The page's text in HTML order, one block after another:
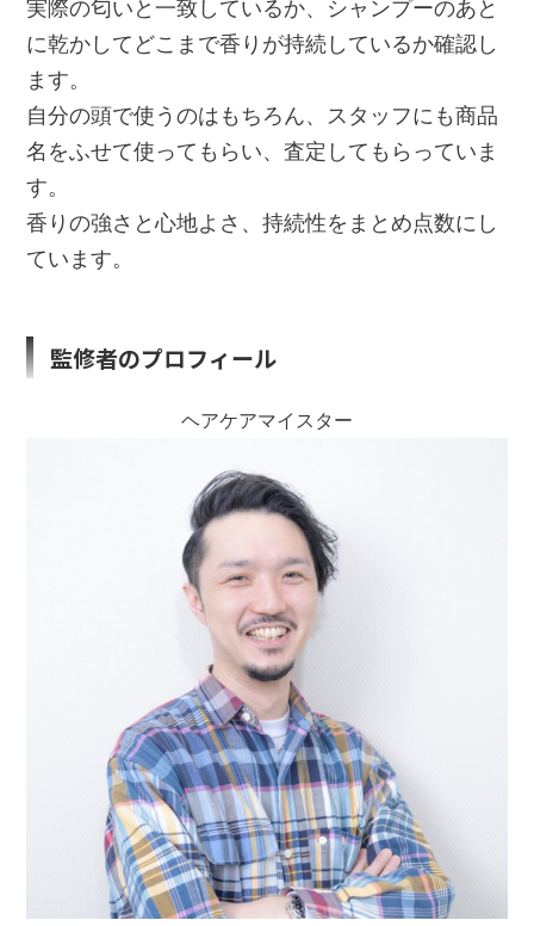
実際の匂いと一致しているか、シャンプーのあと
に乾かしてどこまで香りが持続しているか確認し
ます。
自分の頭で使うのはもちろん、スタッフにも商品
名をふせて使ってもらい、査定してもらっていま
す。
香りの強さと心地よさ、持続性をまとめ点数にし
ています。
監修者のプロフィール
ヘアケアマイスター